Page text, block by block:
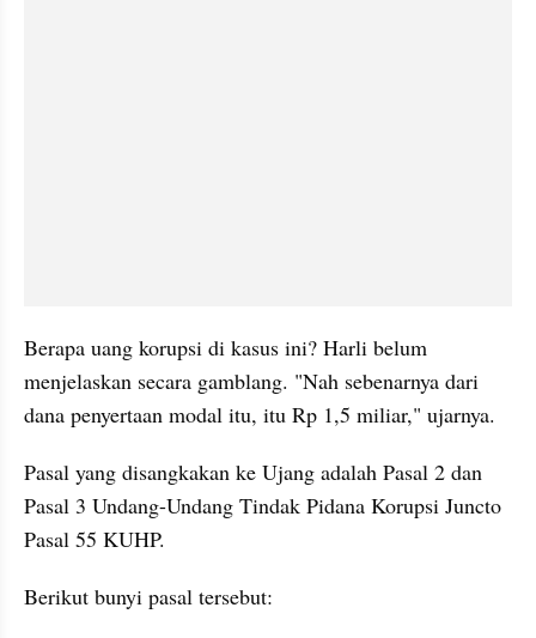
Berapa uang korupsi di kasus ini? Harli belum
menjelaskan secara gamblang. "Nah sebenarnya dari
dana penyertaan modal itu, itu Rp 1,5 miliar," ujarnya.
Pasal yang disangkakan ke Ujang adalah Pasal 2 dan
Pasal 3 Undang-Undang Tindak Pidana Korupsi Juncto
Pasal 55 KUHP.
Berikut bunyi pasal tersebut: